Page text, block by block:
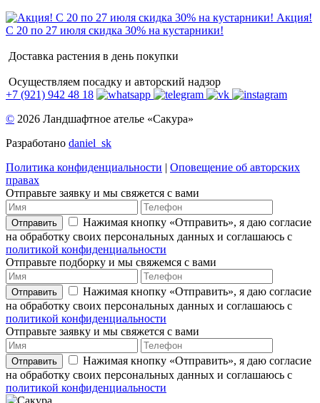
Акция!
С 20 по 27 июля скидка 30% на кустарники!
Доставка растения в день покупки
Осуществляем посадку и авторский надзор
+7 (921) 942 48 18
© 2026 Ландшафтное ателье «Сакура»
Разработано daniel_sk
Политика конфиденциальности | Оповещение об авторских
правах
Отправьте заявку и мы свяжется с вами
Отправить
Нажимая кнопку «Отправить», я даю согласие
на обработку своих персональных данных и соглашаюсь с
политикой конфиденциальности
Отправьте подборку и мы свяжемся с вами
Отправить
Нажимая кнопку «Отправить», я даю согласие
на обработку своих персональных данных и соглашаюсь с
политикой конфиденциальности
Отправьте заявку и мы свяжется с вами
Отправить
Нажимая кнопку «Отправить», я даю согласие
на обработку своих персональных данных и соглашаюсь с
политикой конфиденциальности